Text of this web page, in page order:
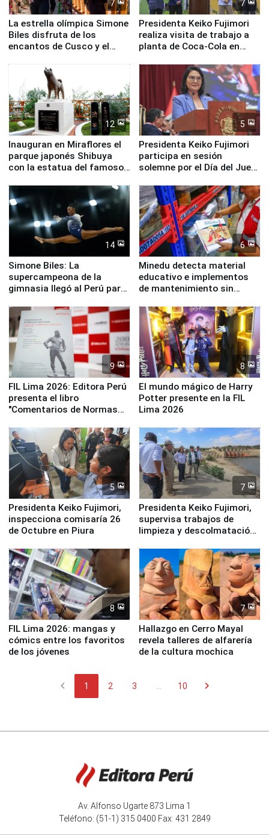
7
La estrella olímpica Simone
Biles disfruta de los
encantos de Cusco y el
7
Presidenta Keiko Fujimori
realiza visita de trabajo a
planta de Coca-Cola en
12
Inauguran en Miraflores el
parque japonés Shibuya
con la estatua del famoso
5
Presidenta Keiko Fujimori
participa en sesión
solemne por el Día del Juez
14
Simone Biles: La
supercampeona de la
gimnasia llegó al Perú para
Panamericanos Lima 2027
6
Minedu detecta material
educativo e implementos
de mantenimiento sin
la UGEL 2
9
FIL Lima 2026: Editora Perú
presenta el libro
"Comentarios de Normas
Derecho Colectivo"
8
El mundo mágico de Harry
Potter presente en la FIL
Lima 2026
5
Presidenta Keiko Fujimori,
inspecciona comisaría 26
de Octubre en Piura
7
Presidenta Keiko Fujimori,
supervisa trabajos de
limpieza y descolmatación
8
FIL Lima 2026: mangas y
cómics entre los favoritos
de los jóvenes
7
Hallazgo en Cerro Mayal
revela talleres de alfarería
de la cultura mochica
chevron_left 1 2 3 10 chevron_right
Av. Alfonso Ugarte 873 Lima 1
Teléfono: (51-1) 315 0400 Fax: 431 2849